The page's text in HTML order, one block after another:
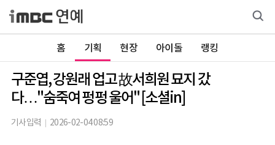
홈 기획 현장 아이돌 랭킹
구준엽, 강원래 업고 故서희원 묘지 갔
다…"숨죽여 펑펑 울어" [소셜in]
기사입력 2026-02-04 08:59